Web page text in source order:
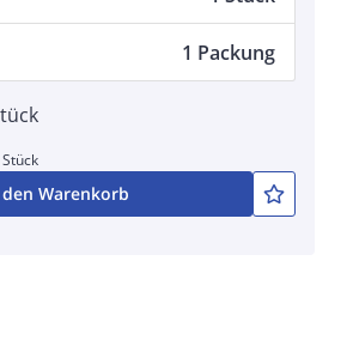
1 Packung
Warenkorb